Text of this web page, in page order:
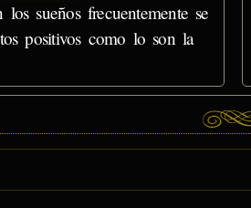
sueños frecuentemente se
positivos como lo son la